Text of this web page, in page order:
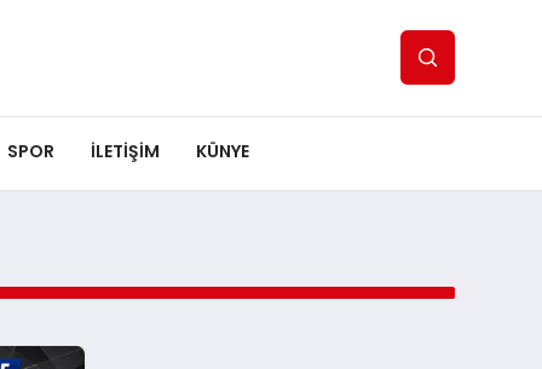
SPOR ILETİŞİM KÜNYE